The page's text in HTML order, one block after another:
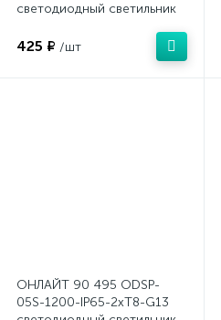
светодиодный светильник
425 ₽ /шт
ОНЛАЙТ 90 495 ODSP-
05S-1200-IP65-2хT8-G13